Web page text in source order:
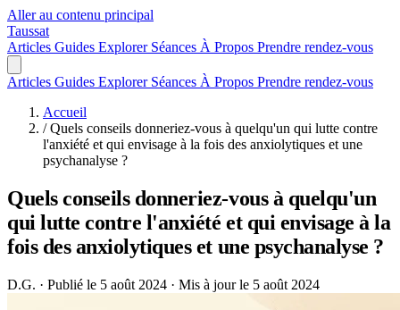
Aller au contenu principal
Taussat
Articles Guides Explorer Séances À Propos Prendre rendez-vous
Articles Guides Explorer Séances À Propos Prendre rendez-vous
Accueil
/ Quels conseils donneriez-vous à quelqu'un qui lutte contre
l'anxiété et qui envisage à la fois des anxiolytiques et une
psychanalyse ?
Quels conseils donneriez-vous à quelqu'un
qui lutte contre l'anxiété et qui envisage à la
fois des anxiolytiques et une psychanalyse ?
D.G. · Publié le 5 août 2024 · Mis à jour le 5 août 2024